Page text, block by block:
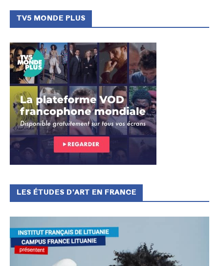
TV5 MONDE PLUS
LES ÉTUDES D’ART EN FRANCE